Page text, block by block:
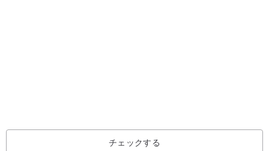
う。
(Select the world's natural crystal gem materials, craftsmanship, for
チェックする